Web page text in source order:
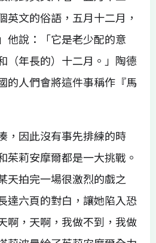
英文的俗語，五月十二月，
他說：「它是老少配的意
（年長的）十二月。」陶德
的人們會將這件事稱作『馬
，因此沒有事先排練的時
茱莉安摩爾都是一大挑戰。
天拍完一場很激烈的戲之
達六頁的對白，讓她陷入恐
啊，天啊，我做不到，我做